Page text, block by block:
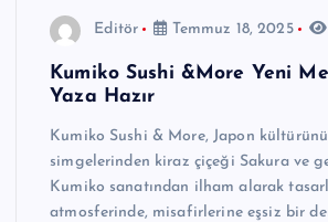
Editör Temmuz 18, 2025
Kumiko Sushi &More Yeni
Yaza Hazır
Kumiko Sushi & More, Japon
simgelerinden kiraz çiçeği Sakura ve
Kumiko sanatından ilham alarak
atmosferinde, misafirlerine eşsiz bir